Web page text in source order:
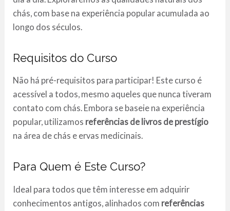
chás, com base na experiência popular acumulada ao
longo dos séculos.
Requisitos do Curso
Não há pré-requisitos para participar! Este curso é
acessível a todos, mesmo aqueles que nunca tiveram
contato com chás. Embora se baseie na experiência
popular, utilizamos referências de livros de prestígio
na área de chás e ervas medicinais.
Para Quem é Este Curso?
Ideal para todos que têm interesse em adquirir
conhecimentos antigos, alinhados com referências